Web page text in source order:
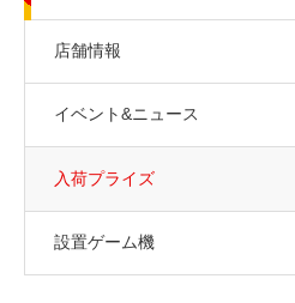
店舗情報
イベント&ニュース
入荷プライズ
設置ゲーム機